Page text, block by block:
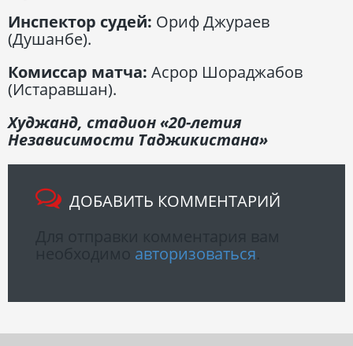
Инспектор судей: Ориф Джураев
(Душанбе).
Комиссар матча: Асрор Шораджабов
(Истаравшан).
Худжанд, стадион «20-летия
Независимости Таджикистана»
ДОБАВИТЬ КОММЕНТАРИЙ
авторизоваться